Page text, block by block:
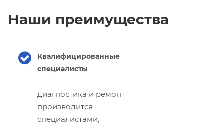
Наши преимущества
Квалифицированные
специалисты
диагностика и ремонт
производится
специалистами,